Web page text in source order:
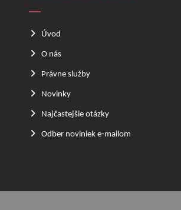
Úvod
O nás
Právne služby
Novinky
Najčastejšie otázky
Odber noviniek e-mailom